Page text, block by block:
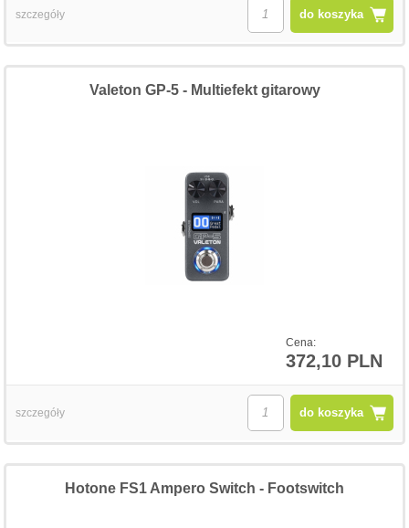
do koszyka
szczegóły
Cena:
372,10 PLN
Valeton GP-5 - Multiefekt gitarowy
do koszyka
szczegóły
Hotone FS1 Ampero Switch - Footswitch